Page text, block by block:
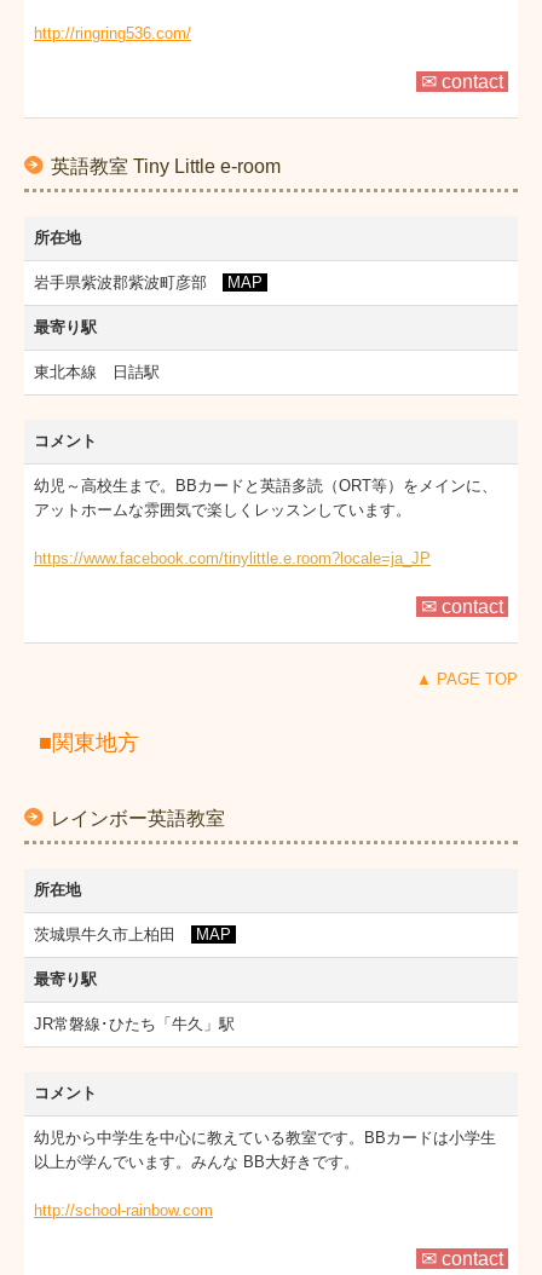
http://ringring536.com/
✉ contact
英語教室 Tiny Little e-room
所在地
岩手県紫波郡紫波町彦部 MAP
最寄り駅
東北本線 日詰駅
コメント
幼児～高校生まで。BBカードと英語多読（ORT等）をメインに、
アットホームな雰囲気で楽しくレッスンしています。
https://www.facebook.com/tinylittle.e.room?locale=ja_JP
✉ contact
▲ PAGE TOP
■関東地方
レインボー英語教室
所在地
茨城県牛久市上柏田 MAP
最寄り駅
JR常磐線･ひたち「牛久」駅
コメント
幼児から中学生を中心に教えている教室です。BBカードは小学生
以上が学んでいます。みんな BB大好きです。
http://school-rainbow.com
✉ contact